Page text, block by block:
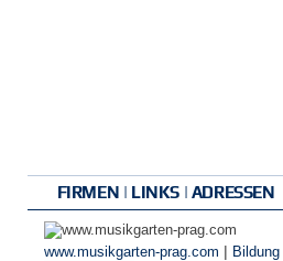
FIRMEN | LINKS | ADRESSEN
www.musikgarten-prag.com | Bildung